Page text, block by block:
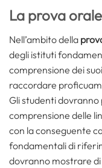
La prova orale
Nell’ambito della
degli istituti
comprensione dei
raccordare
Gli studenti
comprensione delle
con la conseguente
fondamentali di
dovranno mostrare